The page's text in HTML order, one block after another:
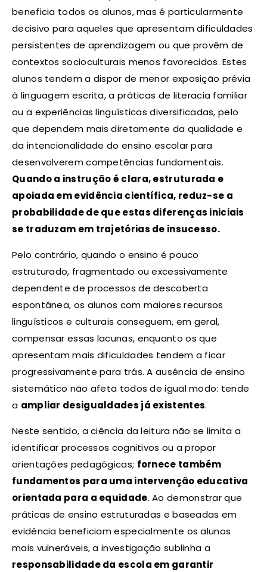
beneficia todos os alunos, mas é particularmente
decisivo para aqueles que apresentam dificuldades
persistentes de aprendizagem ou que provêm de
contextos socioculturais menos favorecidos. Estes
alunos tendem a dispor de menor exposição prévia
à linguagem escrita, a práticas de literacia familiar
ou a experiências linguísticas diversificadas, pelo
que dependem mais diretamente da qualidade e
da intencionalidade do ensino escolar para
desenvolverem competências fundamentais.
Quando a instrução é clara, estruturada e
apoiada em evidência científica, reduz-se a
probabilidade de que estas diferenças iniciais
se traduzam em trajetórias de insucesso.
Pelo contrário, quando o ensino é pouco
estruturado, fragmentado ou excessivamente
dependente de processos de descoberta
espontânea, os alunos com maiores recursos
linguísticos e culturais conseguem, em geral,
compensar essas lacunas, enquanto os que
apresentam mais dificuldades tendem a ficar
progressivamente para trás. A ausência de ensino
sistemático não afeta todos de igual modo: tende
a ampliar desigualdades já existentes.
Neste sentido, a ciência da leitura não se limita a
identificar processos cognitivos ou a propor
orientações pedagógicas; fornece também
fundamentos para uma intervenção educativa
orientada para a equidade. Ao demonstrar que
práticas de ensino estruturadas e baseadas em
evidência beneficiam especialmente os alunos
mais vulneráveis, a investigação sublinha a
responsabilidade da escola em garantir